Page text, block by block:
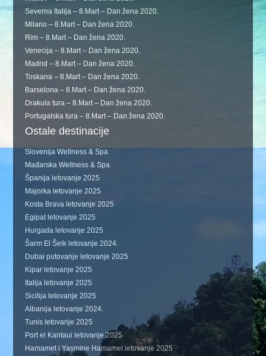
Severna Italija – 8.Mart – Dan žena 2020.
Milano – 8.Mart – Dan žena 2020.
Rim – 8.Mart – Dan žena 2020.
Venecija – 8.Mart – Dan žena 2020.
Madrid – 8.Mart – Dan žena 2020.
Toskana – 8.Mart – Dan žena 2020.
Barselona – 8.Mart – Dan žena 2020.
Drakula tura – 8.Mart – Dan žena 2020.
Portugalska tura – 8.Mart – Dan žena 2020.
Ostale destinacije
Slovenija Wellness & Spa
Mađarska Wellness & Spa
Španija letovanje 2025
Majorka letovanje 2025
Kosta Brava letovanje 2025
Egipat letovanje 2025
Hurgada letovanje 2025
Šarm El Šeik letovanje 2024.
Dubai putovanje letovanje 2025
Kipar letovanje 2025
Italija letovanje 2025
Sicilija letovanje 2025
Albanija letovanje 2024.
Tunis letovanje 2025
Port el Kantaui letovanje 2025
Hamamet i Yasmine Hamamet letovanje 2025